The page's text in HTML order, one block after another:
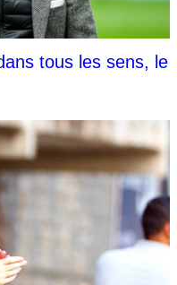
tous les sens, le